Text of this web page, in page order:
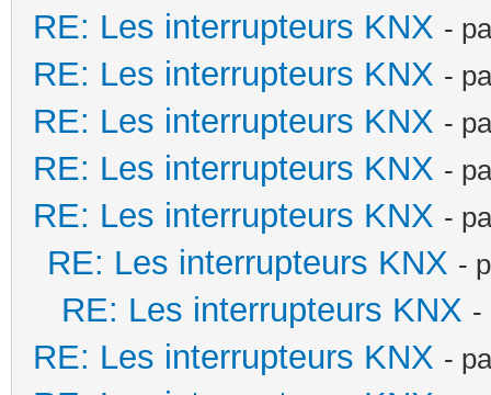
RE: Les interrupteurs KNX -
RE: Les interrupteurs KNX -
RE: Les interrupteurs KNX -
RE: Les interrupteurs KNX -
RE: Les interrupteurs KNX -
RE: Les interrupteurs KNX -
RE: Les interrupteurs KNX -
RE: Les interrupteurs KNX -